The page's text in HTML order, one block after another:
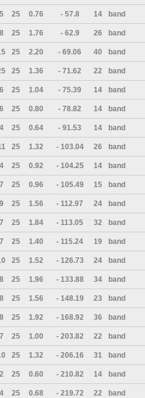
5 25 0.76 - 57.8 14 band
8 25 1.76 - 62.9 26 band
25 2.20 - 69.06 40 band
25 1.36 - 71.62 22 band
6 25 1.04 - 75.39 14 band
6 25 0.80 - 78.82 14 band
4 25 0.64 - 91.53 14 band
25 1.32 - 103.04 26 band
4 25 0.92 - 104.25 14 band
7 25 0.96 - 105.49 15 band
9 25 1.56 - 112.97 24 band
7 25 1.84 - 113.05 32 band
7 25 1.40 - 115.24 19 band
25 1.52 - 126.73 24 band
8 25 1.96 - 133.88 34 band
8 25 1.56 - 148.19 23 band
8 25 1.92 - 168.92 36 band
7 25 1.00 - 203.82 22 band
25 1.32 - 206.16 31 band
2 25 0.60 - 210.82 14 band
4 25 0.68 - 219.72 22 band